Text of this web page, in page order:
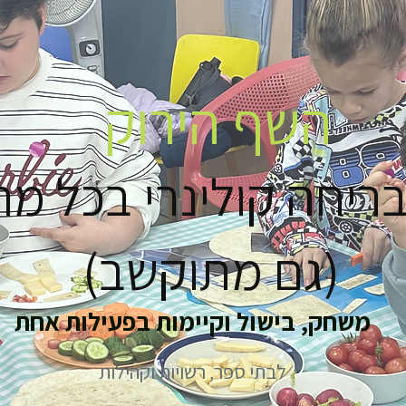
השף הירוק
קולינרי בכל
(גם מתוקשב)
משחק, בישול וקיימות בפעילות אחת
לבתי ספר, רשויות וקהילות